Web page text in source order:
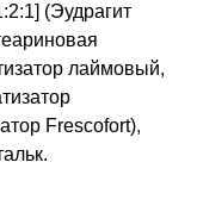
(Эудрагит
лаймовый,
Frescofort),